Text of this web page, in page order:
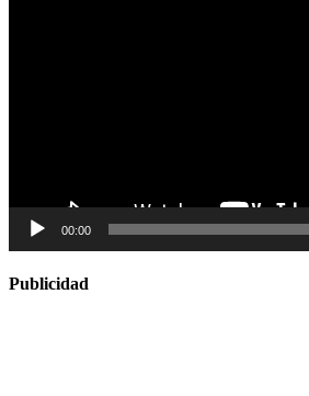
00:00
Publicidad